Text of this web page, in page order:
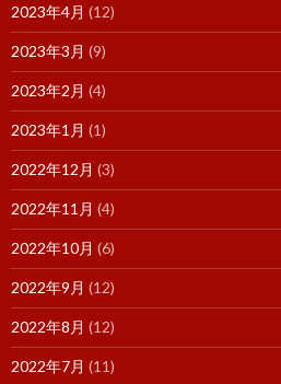
2023年4月 (12)
2023年3月 (9)
2023年2月 (4)
2023年1月 (1)
2022年12月 (3)
2022年11月 (4)
2022年10月 (6)
2022年9月 (12)
2022年8月 (12)
2022年7月 (11)